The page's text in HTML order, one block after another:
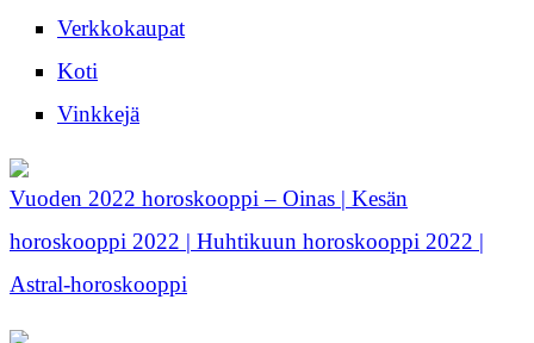
Verkkokaupat
Koti
Vinkkejä
Vuoden 2022 horoskooppi – Oinas | Kesän
horoskooppi 2022 | Huhtikuun horoskooppi 2022 |
Astral-horoskooppi